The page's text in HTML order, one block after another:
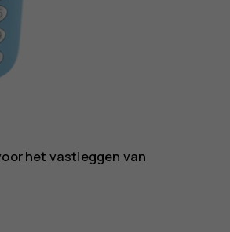
het vastleggen van